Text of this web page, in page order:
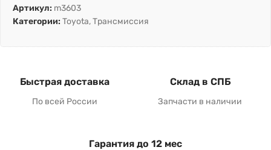
Артикул: m3603
Категории: Toyota,Трансмиссия
Быстрая доставка
По всей России
Склад в СПБ
Запчасти в наличии
Гарантия до 12 мес